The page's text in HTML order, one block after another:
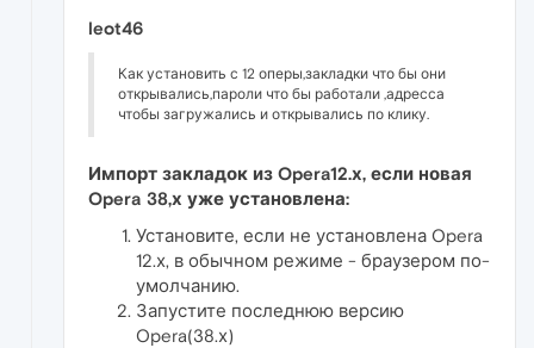
leot46
Как установить с 12 оперы,закладки что бы они
открывались,пароли что бы работали ,адресса
чтобы загружались и открывались по клику.
Импорт закладок из Opera12.х, если новая
Opera 38,х уже установлена:
Установите, если не установлена Opera
12.х, в обычном режиме - браузером по-
умолчанию.
Запустите последнюю версию
Opera(38.х)